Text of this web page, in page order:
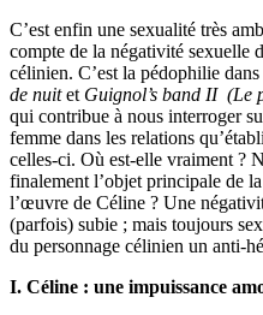
C’est enfin une sexualité très
compte de la négativité sexuelle
célinien. C’est la pédophilie dans
de nuitet Guignol’s band II (Le
qui contribue à nous interroger
femme dans les relations
celles-ci. Où est-elle vraiment ?
finalement l’objet principale de
l’œuvre de Céline ? Une
(parfois) subie ; mais toujours
du personnage célinien un anti-
I. Céline : une impuissance